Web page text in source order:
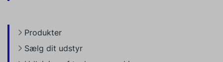
Produkter
Sælg dit udstyr